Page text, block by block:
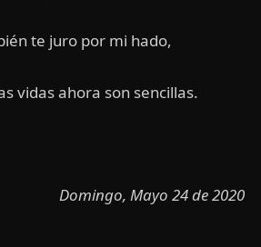
te juro por mi hado,
vidas ahora son sencillas.
Domingo, Mayo 24 de 2020